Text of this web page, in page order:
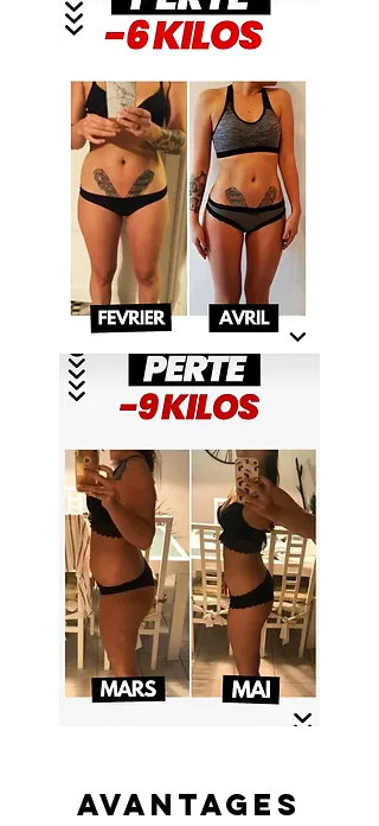
Avantages